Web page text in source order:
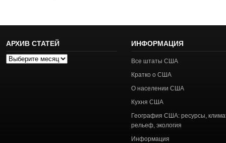
АРХИВ СТАТЕЙ
Архив
ИНФОРМАЦИЯ
Все штаты США
Кратко о США
О населении США
Кухня США
География США: ресурсы,
рельеф, экология
Информация